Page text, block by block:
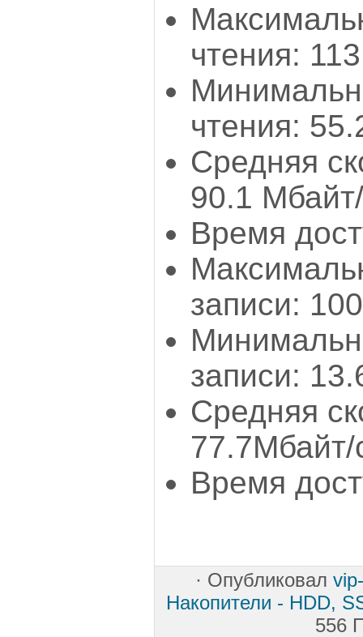
чтения:
чтения:
Средняя
90.1
Время
записи:
записи:
Средняя
77.7Мбайт/
Время
· Опубликовал
Накопители - HDD,
556